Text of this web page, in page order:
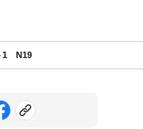
1 N19